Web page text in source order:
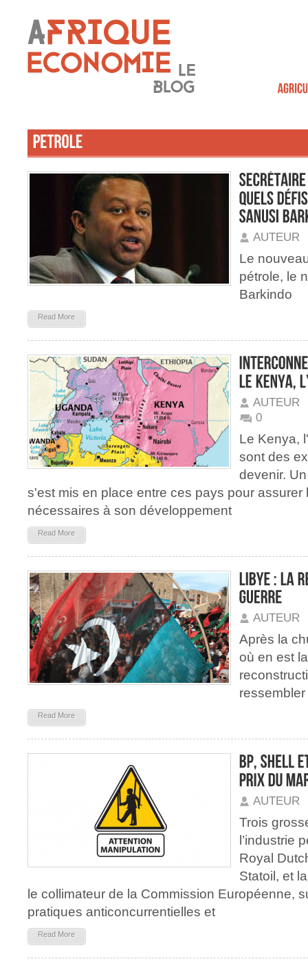
AUTEUR
Le
pétrole, le
Barkindo
Read More
AUTEUR
0
Le Kenya,
sont des
devenir.
s'est mis en place entre ces pays pour assurer
nécessaires à son développement
Read More
AUTEUR
Après la
où en est
Read More
AUTEUR
Trois
l’industrie
Royal
Statoil, et
le collimateur de la Commission Européenne,
pratiques anticoncurrentielles et
Read More